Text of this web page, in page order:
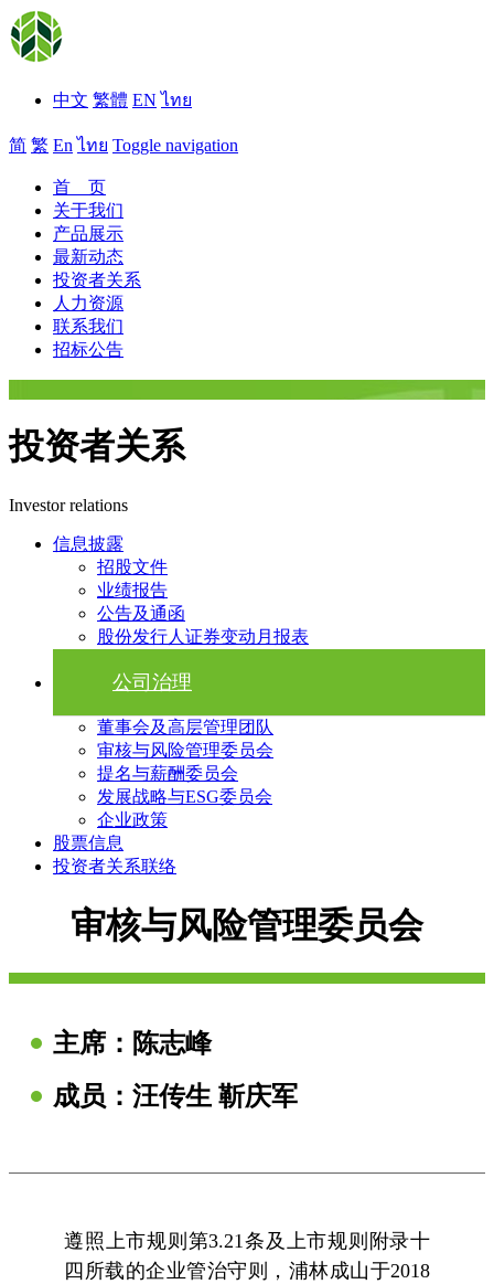
中文 繁體 EN ไทย
简 繁 En ไทย Toggle navigation
首 页
关于我们
产品展示
最新动态
投资者关系
人力资源
联系我们
招标公告
投资者关系
Investor relations
信息披露
招股文件
业绩报告
公告及通函
股份发行人证券变动月报表
公司治理
董事会及高层管理团队
审核与风险管理委员会
提名与薪酬委员会
发展战略与ESG委员会
企业政策
股票信息
投资者关系联络
审核与风险管理委员会
主席： 陈志峰
成员：汪传生 靳庆军
遵照上市规则第3.21条及上市规则附录十
四所载的企业管治守则，浦林成山于2018